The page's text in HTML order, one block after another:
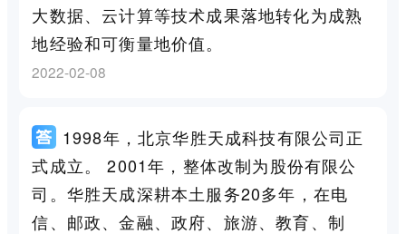
大数据、云计算等技术成果落地转化为成熟
地经验和可衡量地价值。
2022-02-08
1998年，北京华胜天成科技有限公司正
式成立。 2001年，整体改制为股份有限公
司。华胜天成深耕本土服务20多年，在电
信、邮政、金融、政府、旅游、教育、制